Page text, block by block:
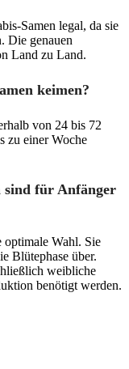
Samen legal, da sie
Die genauen
Land zu Land.
keimen?
von 24 bis 72
zu einer Woche
sind für Anfänger
Wahl. Sie
Blütephase über.
weibliche
benötigt werden.